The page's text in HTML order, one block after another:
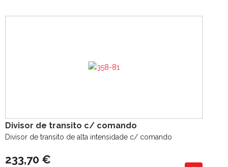
Divisor de transito c/ comando
Divisor de transito de alta intensidade c/ comando
233,70 €